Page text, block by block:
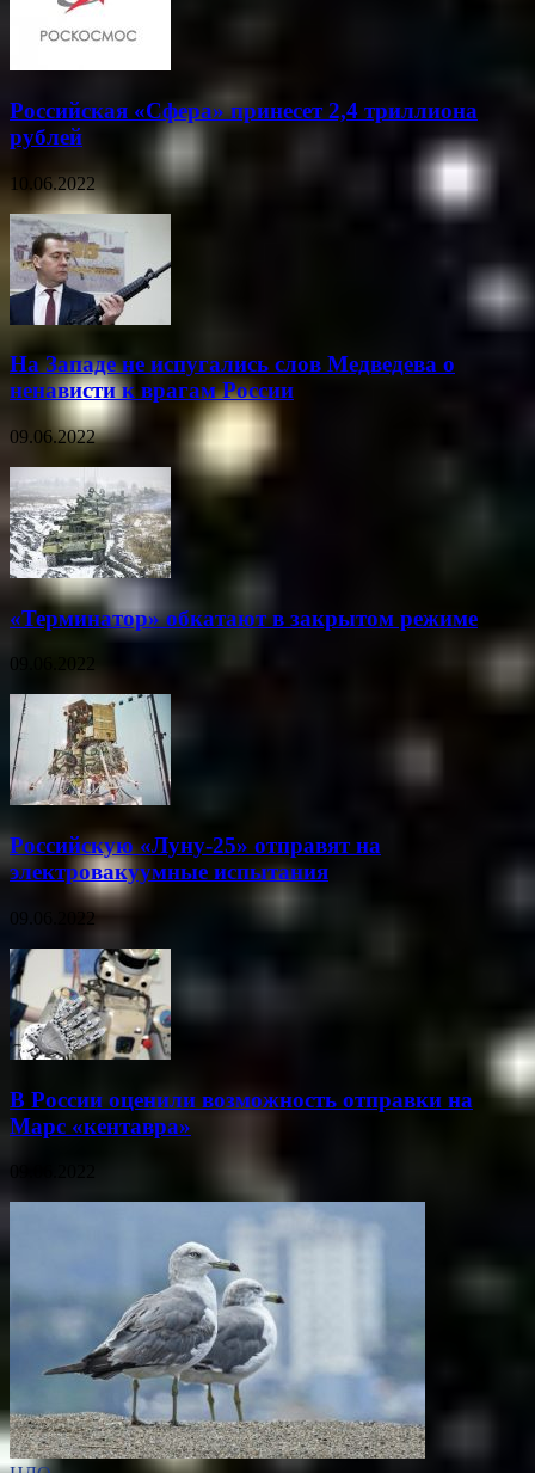
Российская «Сфера» принесет 2,4 триллиона
рублей
10.06.2022
На Западе не испугались слов Медведева о
ненависти к врагам России
09.06.2022
«Терминатор» обкатают в закрытом режиме
09.06.2022
Российскую «Луну-25» отправят на
электровакуумные испытания
09.06.2022
В России оценили возможность отправки на
Марс «кентавра»